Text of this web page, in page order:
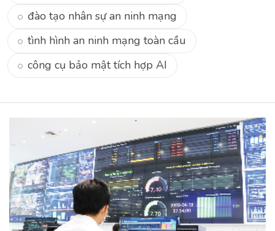
đào tạo nhân sự an ninh mạng
tình hình an ninh mạng toàn cầu
công cụ bảo mật tích hợp AI